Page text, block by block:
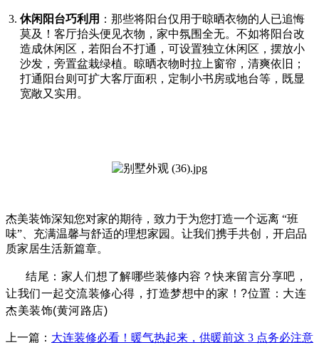
休闲阳台巧利用 ：那些将阳台仅用于晾晒衣物的人已追悔
莫及！客厅抬头便见衣物，家中氛围全无。不如将阳台改
造成休闲区，若阳台不打通，可设置独立休闲区，摆放小
沙发，旁置盆栽绿植。晾晒衣物时拉上窗帘，清爽依旧；
打通阳台则可扩大客厅面积，定制小书房或地台等，既显
宽敞又实用。
杰美装饰深知您对家的期待，致力于为您打造一个远离 “班
味”、充满温馨与舒适的理想家园。让我们携手共创，开启品
质家居生活新篇章。
结尾：家人们想了解哪些装修内容？快来留言分享吧，
让我们一起交流装修心得，打造梦想中的家！?位置：大连
杰美装饰(黄河路店)
上一篇： 大连装修必看！暖气热起来，供暖前这 3 点务必注意